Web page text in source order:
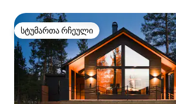
სტუმართა რჩეული
სტუმართა რჩეული